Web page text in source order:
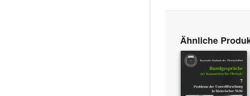
Ähnliche